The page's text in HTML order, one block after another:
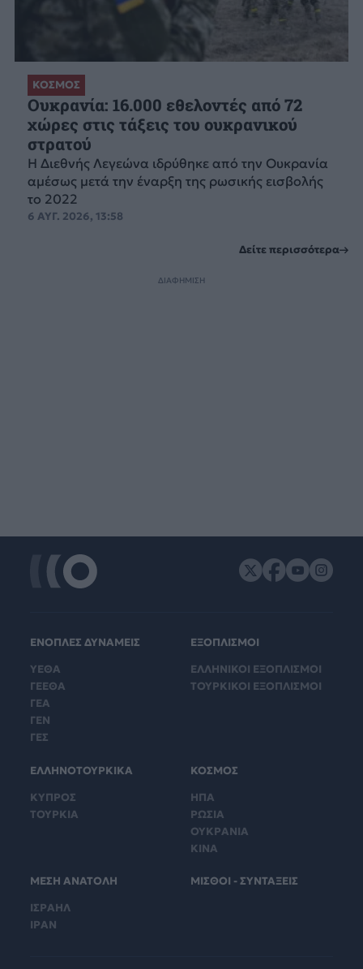
ΚΟΣΜΟΣ
Ουκρανία: 16.000 εθελοντές από 72
χώρες στις τάξεις του ουκρανικού
στρατού
Η Διεθνής Λεγεώνα ιδρύθηκε από την Ουκρανία
αμέσως μετά την έναρξη της ρωσικής εισβολής
το 2022
6 ΑΥΓ. 2026, 13:58
Δείτε περισσότερα
ΔΙΑΦΗΜΙΣΗ
ΕΝΟΠΛΕΣ ΔΥΝΑΜΕΙΣ
ΥΕΘΑ
ΓΕΕΘΑ
ΓΕΑ
ΓΕΝ
ΓΕΣ
ΕΞΟΠΛΙΣΜΟΙ
ΕΛΛΗΝΙΚΟΙ ΕΞΟΠΛΙΣΜΟΙ
ΤΟΥΡΚΙΚΟΙ ΕΞΟΠΛΙΣΜΟΙ
ΕΛΛΗΝΟΤΟΥΡΚΙΚΑ
ΚΥΠΡΟΣ
ΤΟΥΡΚΙΑ
ΚΟΣΜΟΣ
ΗΠΑ
ΡΩΣΙΑ
ΟΥΚΡΑΝΙΑ
ΚΙΝΑ
ΜΕΣΗ ΑΝΑΤΟΛΗ
ΙΣΡΑΗΛ
ΙΡΑΝ
ΜΙΣΘΟΙ - ΣΥΝΤΑΞΕΙΣ